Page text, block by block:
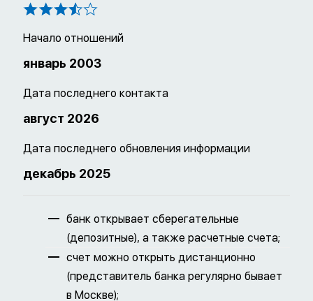
Начало отношений
январь 2003
Дата последнего контакта
август 2026
Дата последнего обновления информации
декабрь 2025
банк открывает сберегательные
(депозитные), а также расчетные счета;
счет можно открыть дистанционно
(представитель банка регулярно бывает
в Москве);